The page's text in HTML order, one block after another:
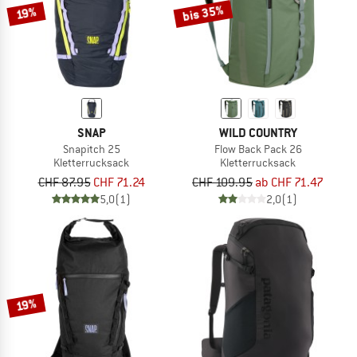
19%
SNAP
Snapitch 25
Kletterrucksack
CHF 87.95 CHF 71.24
5,0(1)
bis 35%
WILD COUNTRY
Flow Back Pack 26
Kletterrucksack
CHF 109.95 ab CHF 71.47
2,0(1)
19%